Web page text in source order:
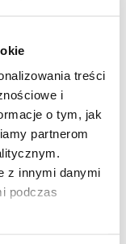
treści
i
o tym, jak
partnerom
z innymi danymi
podczas
TEAK
-16%